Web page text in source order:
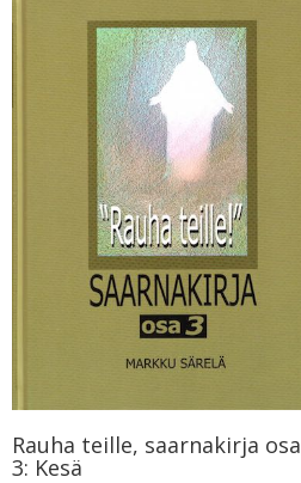
Rauha teille, saarnakirja osa
3: Kesä